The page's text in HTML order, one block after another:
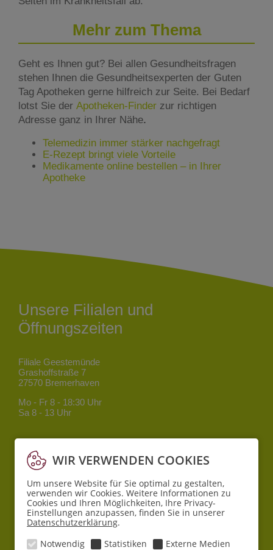
Mehr zum Thema
Geht es Ihnen gut? Bei allen Gesundheitsfragen
stehen Ihnen die Gesundheitsexperten der Guten
Tag Apotheken gerne hilfreich zur Seite. Bei Bedarf
lotst Sie der Apotheken-Finder zur richtigen
Adresse ganz in Ihrer Nähe.
Telemedizin immer stärker nachgefragt
E-Rezept bringt viele Vorteile
Medikamente online bestellen – in Ihrer
Apotheke
Unsere Filialen und
Öffnungszeiten
Filiale Geestemünde
Grashoffstraße 7
27570 Bremerhaven
Mo - Fr 8 - 18:30 Uhr
Sa 8 - 13 Uhr
Bgm.-Smidt-Straße 34
27568 Bremerhaven
Mo - Fr8 - 18:30 Uhr
Sa10 - 16 Uhr
Filiale Lehe
27580 Bremerhaven
WIR VERWENDEN COOKIES
Um unsere Website für Sie optimal zu gestalten,
verwenden wir Cookies. Weitere Informationen zu
Cookies und Ihren Möglichkeiten, Ihre Privacy-
Einstellungen anzupassen, finden Sie in unserer
Datenschutzerklärung.
Notwendig
Statistiken Externe Medien